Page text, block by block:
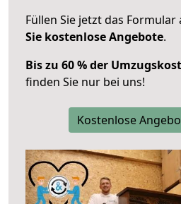
Füllen Sie jetzt das Formular
Sie kostenlose Angebote.
Bis zu 60 % der
finden Sie nur bei uns!
Kostenlose